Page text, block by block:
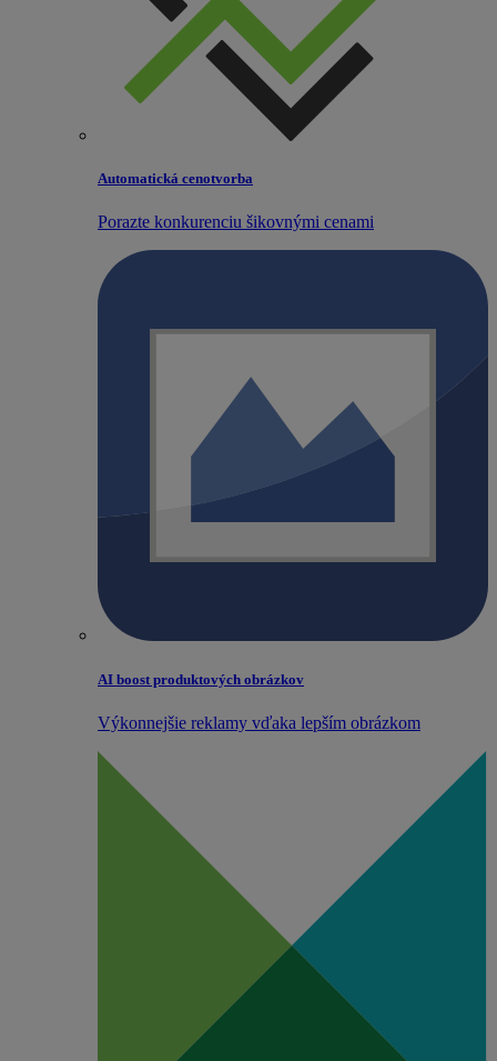
Automatická cenotvorba
Porazte konkurenciu šikovnými cenami
AI boost produktových obrázkov
Výkonnejšie reklamy vďaka lepším obrázkom